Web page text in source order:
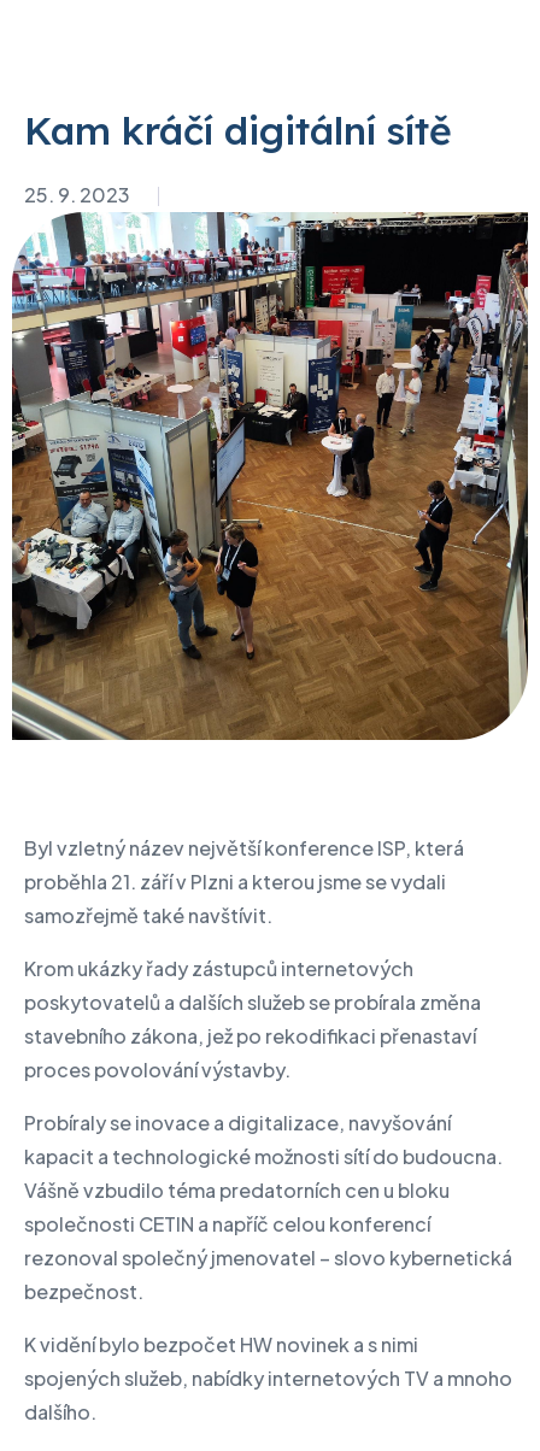
Kam kráčí digitální sítě
25. 9. 2023
Byl vzletný název největší konference ISP, která
proběhla 21. září v Plzni a kterou jsme se vydali
samozřejmě také navštívit.
Krom ukázky řady zástupců internetových
poskytovatelů a dalších služeb se probírala změna
stavebního zákona, jež po rekodifikaci přenastaví
proces povolování výstavby.
Probíraly se inovace a digitalizace, navyšování
kapacit a technologické možnosti sítí do budoucna.
Vášně vzbudilo téma predatorních cen u bloku
společnosti CETIN a napříč celou konferencí
rezonoval společný jmenovatel – slovo kybernetická
bezpečnost.
K vidění bylo bezpočet HW novinek a s nimi
spojených služeb, nabídky internetových TV a mnoho
dalšího.